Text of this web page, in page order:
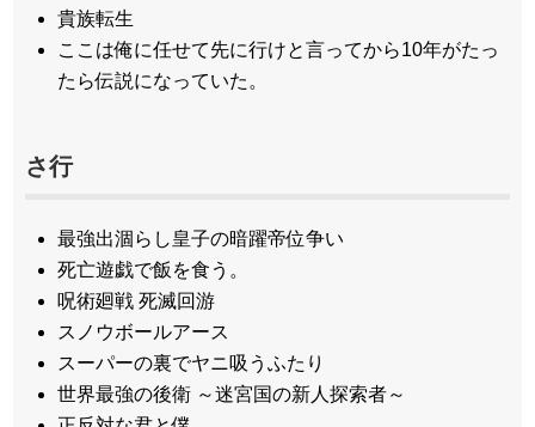
貴族転生
ここは俺に任せて先に行けと言ってから10年がたっ
たら伝説になっていた。
さ行
最強出涸らし皇子の暗躍帝位争い
死亡遊戯で飯を食う。
呪術廻戦 死滅回游
スノウボールアース
スーパーの裏でヤニ吸うふたり
世界最強の後衛 ～迷宮国の新人探索者～